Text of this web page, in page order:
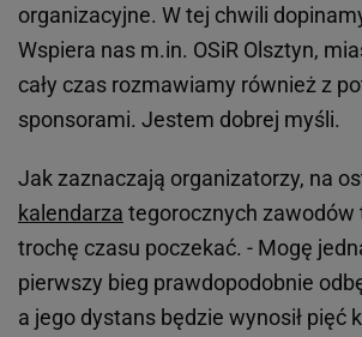
organizacyjne. W tej chwili
Wspiera nas m.in. OSiR Olsztyn,
cały czas rozmawiamy również z
sponsorami. Jestem dobrej myśli.
Jak zaznaczają organizatorzy, na
kalendarza tegorocznych zawodów
trochę czasu poczekać. - Mogę
pierwszy bieg prawdopodobnie
a jego dystans będzie wynosił pięć